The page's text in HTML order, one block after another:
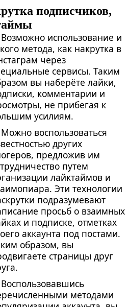
подписчиков,
Возможно использование и
метода, как накрутка в
через
сервисы. Таким
вы наберёте лайки,
комментарии и
не прибегая к
усилиям.
Можно воспользоваться
других
предложив им
путем
лайктаймов и
Эти технологии
подразумевают
просьб о взаимных
и подписке, отметках
аккаунта под постами.
образом, вы
страницы друг
Воспользовавшись
методами